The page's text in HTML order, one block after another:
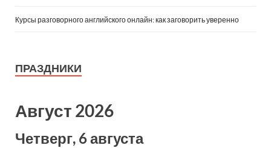
Курсы разговорного английского онлайн: как заговорить уверенно
ПРАЗДНИКИ
Август 2026
Четверг, 6 августа